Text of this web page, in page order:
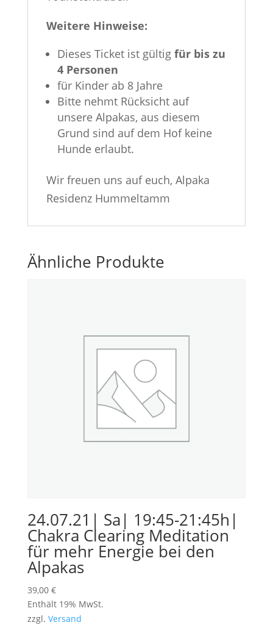
Weitere Hinweise:
Dieses Ticket ist gültig für bis zu
4 Personen
für Kinder ab 8 Jahre
Bitte nehmt Rücksicht auf
unsere Alpakas, aus diesem
Grund sind auf dem Hof keine
Hunde erlaubt.
Wir freuen uns auf euch, Alpaka
Residenz Hummeltamm
Ähnliche Produkte
24.07.21| Sa| 19:45-21:45h|
Chakra Clearing Meditation
für mehr Energie bei den
Alpakas
39,00 €
Enthält 19% MwSt.
zzgl. Versand